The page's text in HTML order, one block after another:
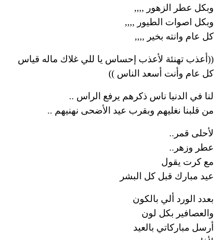
وبكل عطر الزهور ,,,,
وبكل اصوات الطيور ,,,,
كل عام وانته بخير ,,,,
((أعذب تهنئة لأعذب إحساس يا للي غلاك ماله قياس
كل عام وأنت أسعد الناس ))
لنا في الدنيا ناس ذكرهم يرفع الراس ..
من قلبنا نغليهم وبقرب عيد الأضحى نهنيهم ..
لأحلى قمر..
عطر وزهر..
مع كرت يقول
عيد مبارك قبل كل البشر
بعدد الورد ألي بالكون
والعصافير بكل لون
أرسل مباركاتي بالعيد